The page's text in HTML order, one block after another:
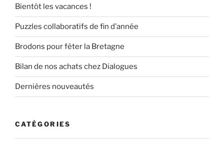
Bientôt les vacances !
Puzzles collaboratifs de fin d’année
Brodons pour fêter la Bretagne
Bilan de nos achats chez Dialogues
Dernières nouveautés
CATÉGORIES